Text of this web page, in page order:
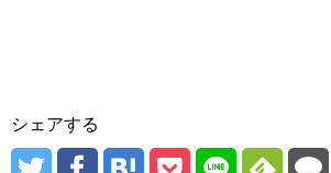
シェアする